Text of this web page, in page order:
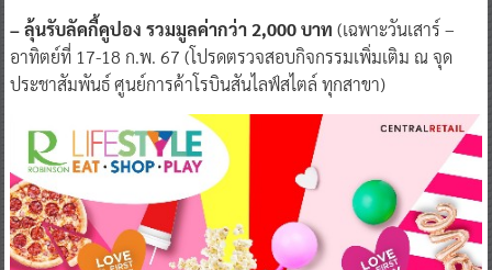
– ลุ้นรับลัคกี้คูปอง รวมมูลค่ากว่า 2,000 บาท (เฉพาะวันเสาร์ –
อาทิตย์ที่ 17-18 ก.พ. 67 (โปรดตรวจสอบกิจกรรมเพิ่มเติม ณ จุด
ประชาสัมพันธ์ ศูนย์การค้าโรบินสันไลฟ์สไตล์ ทุกสาขา)